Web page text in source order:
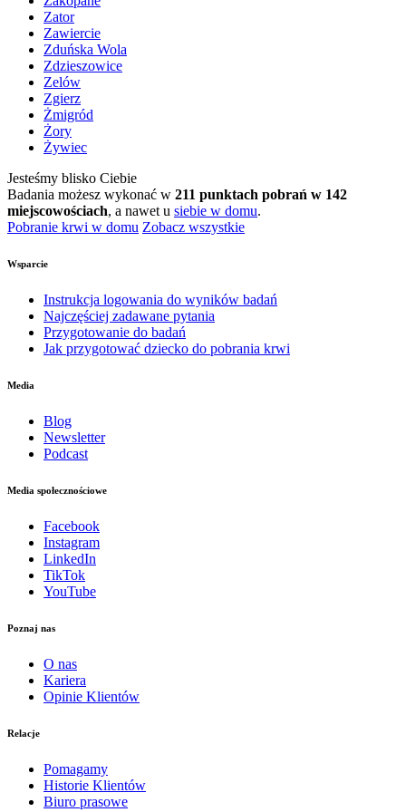
Zator
Zawiercie
Zduńska Wola
Zdzieszowice
Zelów
Zgierz
Żmigród
Żory
Żywiec
Jesteśmy blisko Ciebie
Badania możesz wykonać w 211 punktach pobrań w 142
miejscowościach, a nawet u siebie w domu.
Pobranie krwi w domu Zobacz wszystkie
Wsparcie
Instrukcja logowania do wyników badań
Najczęściej zadawane pytania
Przygotowanie do badań
Jak przygotować dziecko do pobrania krwi
Media
Blog
Newsletter
Podcast
Media społecznościowe
Facebook
Instagram
LinkedIn
TikTok
YouTube
Poznaj nas
O nas
Kariera
Opinie Klientów
Relacje
Pomagamy
Historie Klientów
Biuro prasowe